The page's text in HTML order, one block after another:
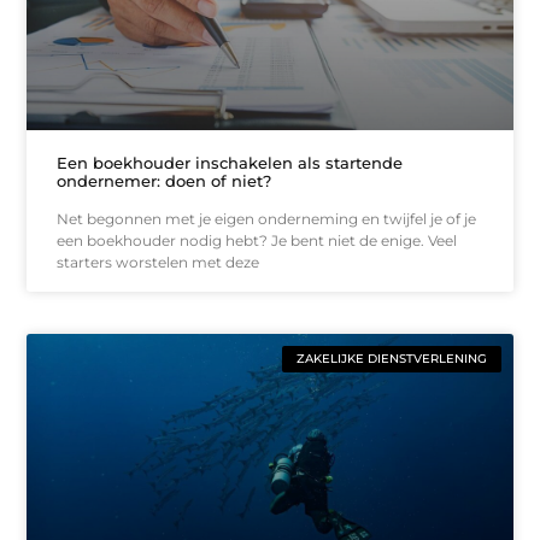
Een boekhouder inschakelen als startende
ondernemer: doen of niet?
Net begonnen met je eigen onderneming en twijfel je of je
een boekhouder nodig hebt? Je bent niet de enige. Veel
starters worstelen met deze
ZAKELIJKE DIENSTVERLENING